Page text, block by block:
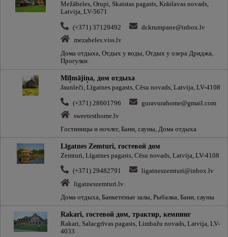
Mežābeles, Orupi, Skaistas pagasts, Krāslavas novads,
Latvija, LV-5671
(+371) 37129492
dr.krumpane@inbox.lv
mezabeles.viss.lv
Дома отдыха, Отдых у воды, Отдых у озера Дриджа,
Прогулки
Mīļmājiņa, дом отдыха
Jaunleči, Līgatnes pagasts, Cēsu novads, Latvija, LV-4108
(+371) 28601796
guravurahome@gmail.com
sweetesthome.lv
Гостиницы и ночлег, Бани, сауны, Дома отдыха
Līgatnes Zemturi, гостевой дом
Zemturi, Līgatnes pagasts, Cēsu novads, Latvija, LV-4108
(+371) 29482791
ligatneszemturi@inbox.lv
ligatneszemturi.lv
Дома отдыха, Банкетeные залы, Рыбалка, Бани, сауны
Rakari, гостевой дом, трактир, кемпинг
Rakari, Salacgrīvas pagasts, Limbažu novads, Latvija, LV-
4033